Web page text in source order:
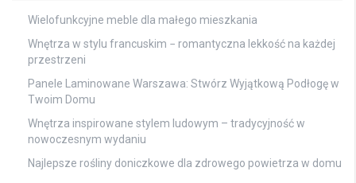
Wielofunkcyjne meble dla małego mieszkania
Wnętrza w stylu francuskim − romantyczna lekkość na każdej
przestrzeni
Panele Laminowane Warszawa: Stwórz Wyjątkową Podłogę w
Twoim Domu
Wnętrza inspirowane stylem ludowym – tradycyjność w
nowoczesnym wydaniu
Najlepsze rośliny doniczkowe dla zdrowego powietrza w domu